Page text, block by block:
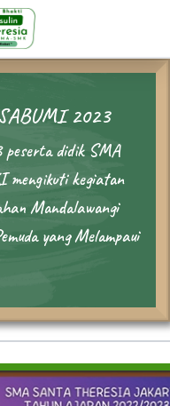
2023
peserta didik SMA
mengikuti kegiatan
Mandalawangi
yang Melampaui